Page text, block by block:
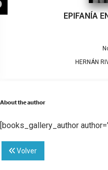
EPIFANÍA
HERNÁN
About the author
[books_gallery_author
Volver